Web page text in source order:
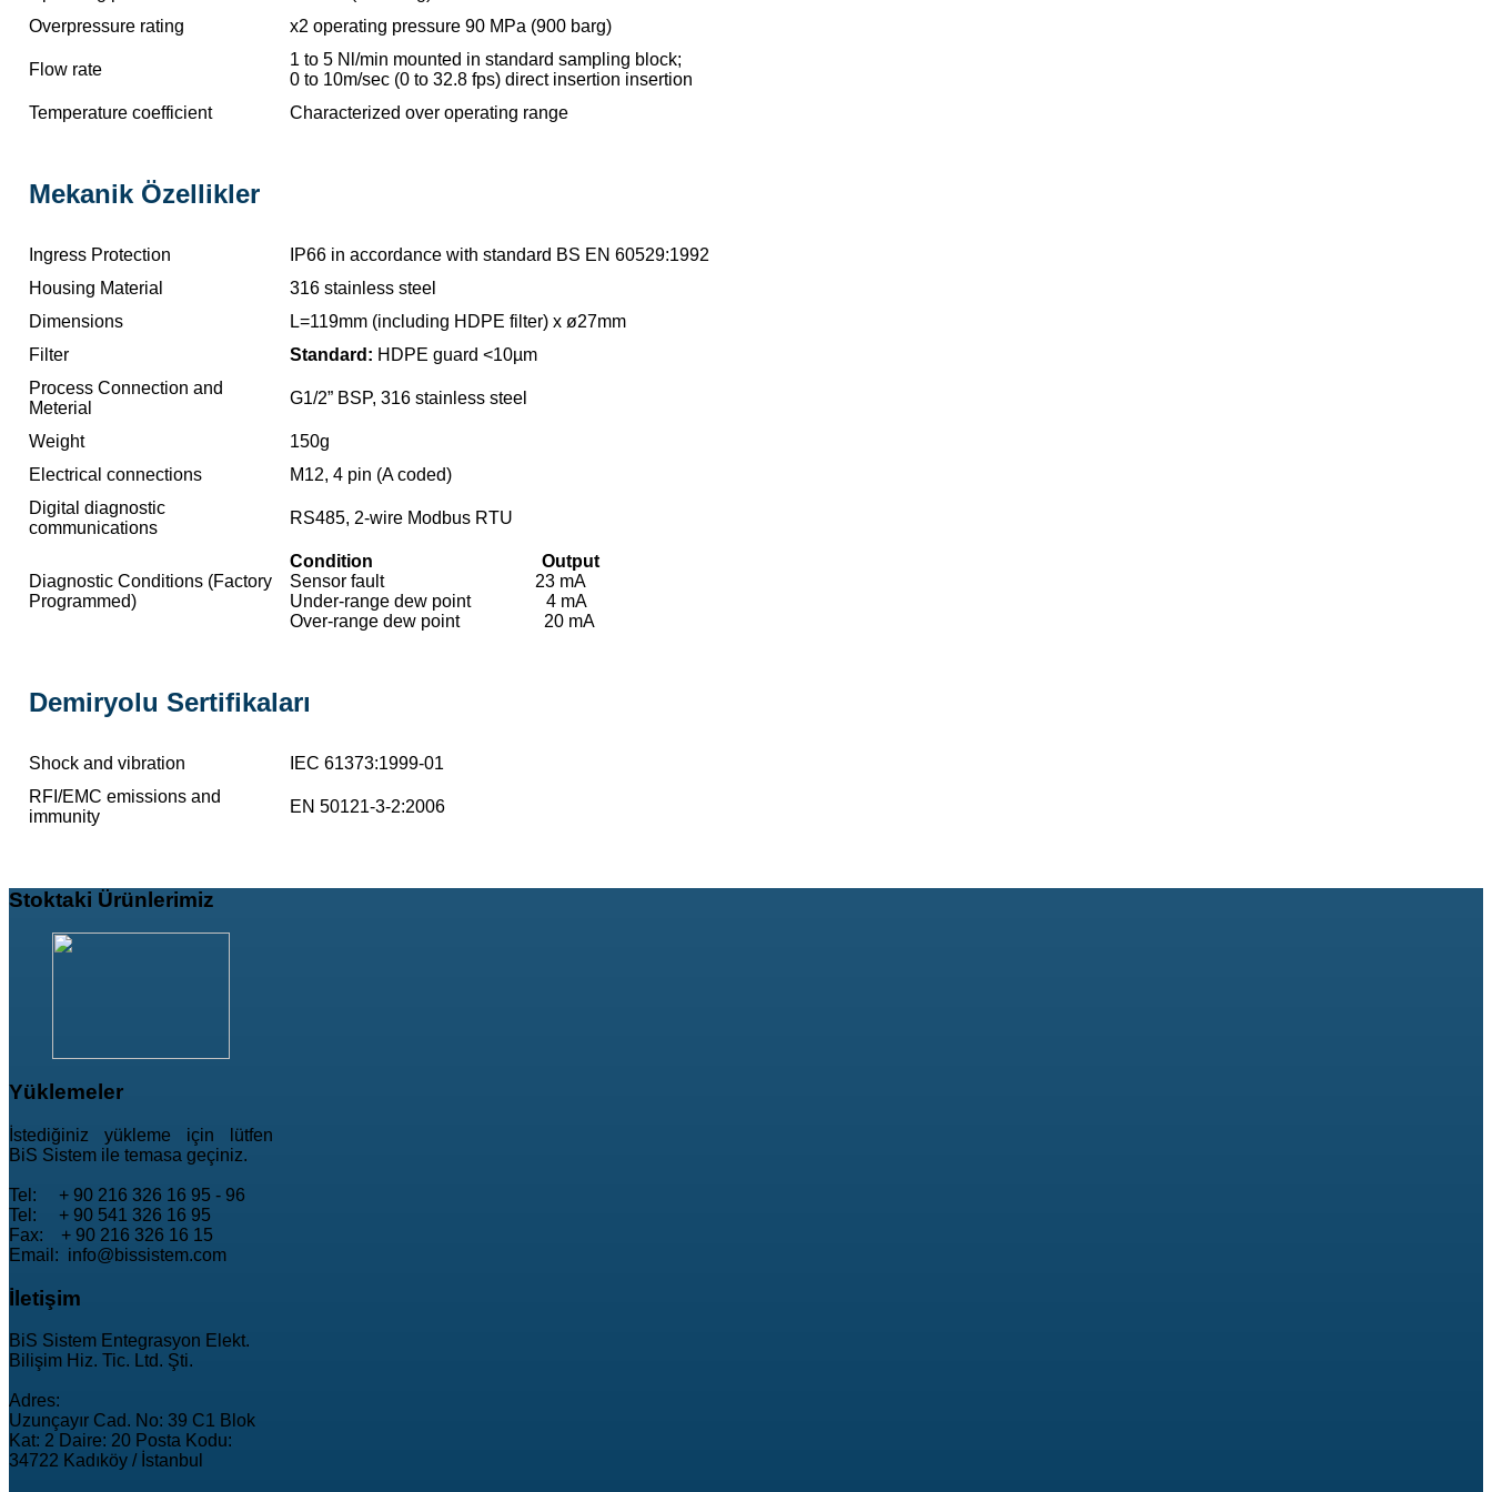
Overpressure rating
x2 operating pressure 90 MPa (900 barg)
Flow rate
1 to 5 Nl/min mounted in standard sampling block;
0 to 10m/sec (0 to 32.8 fps) direct insertion insertion
Temperature coefficient
Characterized over operating range
Mekanik Özellikler
Ingress Protection
IP66 in accordance with standard BS EN 60529:1992
Housing Material
316 stainless steel
Dimensions
L=119mm (including HDPE filter) x ø27mm
Filter
Standard: HDPE guard <10µm
Process Connection and
Meterial
G1/2” BSP, 316 stainless steel
Weight
150g
Electrical connections
M12, 4 pin (A coded)
Digital diagnostic
communications
RS485, 2-wire Modbus RTU
Diagnostic Conditions (Factory
Programmed)
Condition Output
Sensor fault 23 mA
Under-range dew point 4 mA
Over-range dew point 20 mA
Demiryolu Sertifikaları
Shock and vibration
IEC 61373:1999-01
RFI/EMC emissions and
immunity
EN 50121-3-2:2006
Stoktaki Ürünlerimiz
Yüklemeler
İstediğiniz yükleme için lütfen
BiS Sistem ile temasa geçiniz.
Tel: + 90 216 326 16 95 - 96
Tel: + 90 541 326 16 95
Fax: + 90 216 326 16 15
Email: info@bissistem.com
İletişim
BiS Sistem Entegrasyon Elekt.
Bilişim Hiz. Tic. Ltd. Şti.
Adres:
Uzunçayır Cad. No: 39 C1 Blok
Kat: 2 Daire: 20 Posta Kodu:
34722 Kadıköy / İstanbul